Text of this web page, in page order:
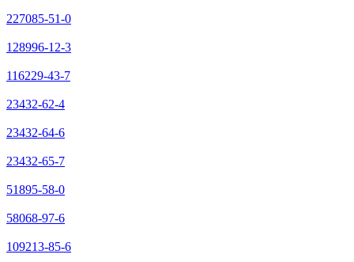
227085-51-0
128996-12-3
116229-43-7
23432-62-4
23432-64-6
23432-65-7
51895-58-0
58068-97-6
109213-85-6